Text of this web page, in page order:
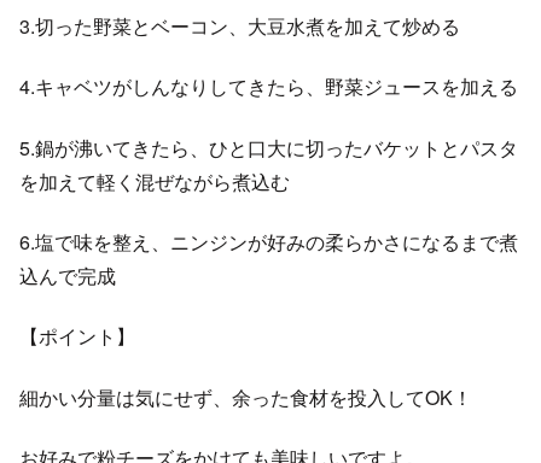
3.切った野菜とベーコン、大豆水煮を加えて炒める
4.キャベツがしんなりしてきたら、野菜ジュースを加える
5.鍋が沸いてきたら、ひと口大に切ったバケットとパスタ
を加えて軽く混ぜながら煮込む
6.塩で味を整え、ニンジンが好みの柔らかさになるまで煮
込んで完成
【ポイント】
細かい分量は気にせず、余った食材を投入してOK！